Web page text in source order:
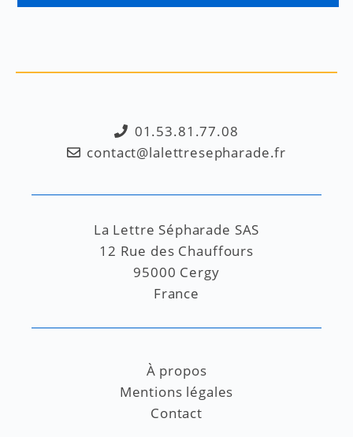
01.53.81.77.08
contact@lalettresepharade.fr
La Lettre Sépharade SAS
12 Rue des Chauffours
95000 Cergy
France
À propos
Mentions légales
Contact